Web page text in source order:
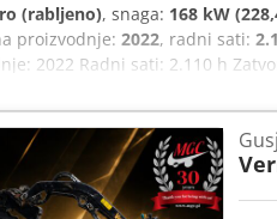
(rabljeno), snaga: 168 kW
proizvodnje: 2022, radni sati:
2022 Radni sati: 2.110 h
podmazivanja Žlica sa zubima
snage 168,9 kW Ventil za